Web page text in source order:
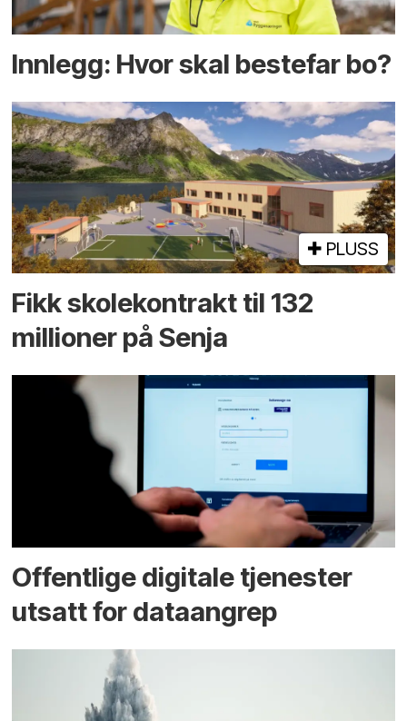
Innlegg: Hvor skal bestefar bo?
PLUSS
Fikk skole­kontrakt til 132
millioner på Senja
Offentlige digitale tjenester
utsatt for dataangrep